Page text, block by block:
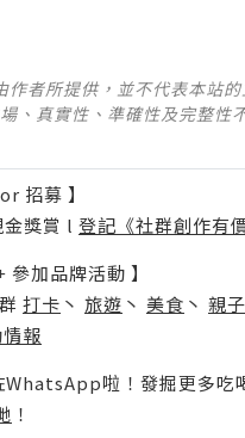
作者所提供，並不代表本站
、真實性、準確性及完整性
招募 】
獎賞 l 登記《社群創作有
參加品牌活動 】
打卡 丶 旅遊 丶 美食 丶 親子
報
啦！發掘更多吃
！